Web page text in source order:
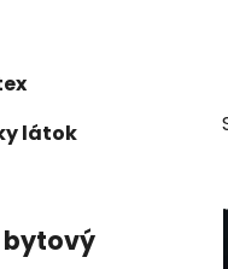
látok
bytový